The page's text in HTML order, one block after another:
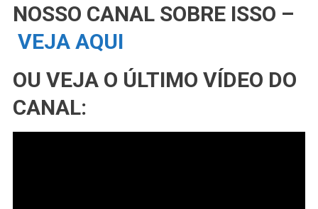
NOSSO CANAL SOBRE ISSO –
VEJA AQUI
OU VEJA O ÚLTIMO VÍDEO DO
CANAL: